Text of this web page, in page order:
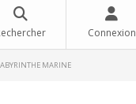
Connexion
MARINE